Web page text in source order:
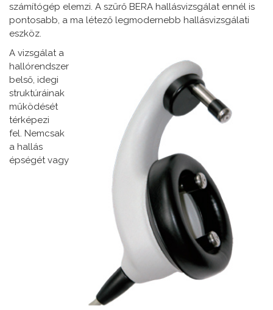
számítógép elemzi. A szűrő BERA hallásvizsgálat ennél is
pontosabb, a ma létező legmodernebb hallásvizsgálati
eszköz.
A vizsgálat a
hallórendszer
belső, idegi
struktúráinak
működését
térképezi
fel. Nemcsak
a hallás
épségét vagy